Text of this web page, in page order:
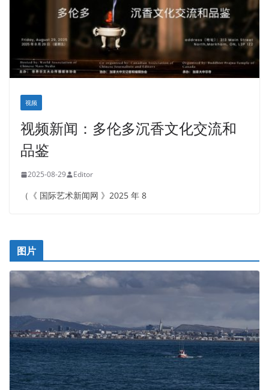
视频
视频新闻：多伦多沉香文化交流和
品鉴
2025-08-29 Editor
（《 国际艺术新闻网 》2025 年 8
图片